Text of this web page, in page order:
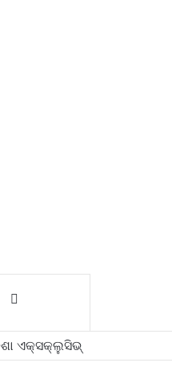
for
Sidebar
ଏକ୍ସକ୍ଲୁସିଭ୍